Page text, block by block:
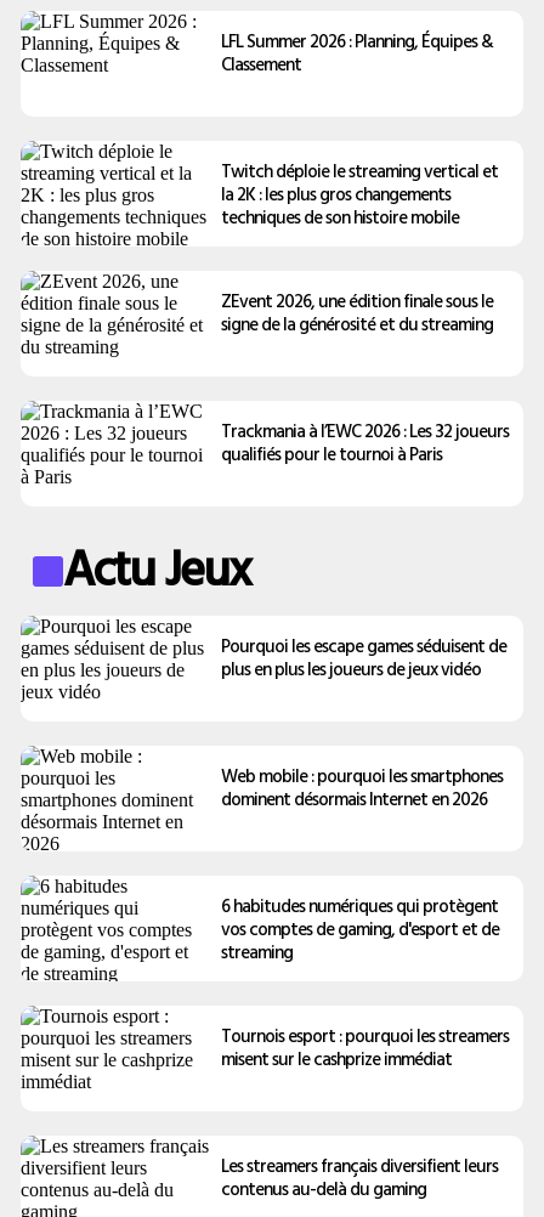
LFL Summer 2026 : Planning, Équipes &
Classement
Twitch déploie le streaming vertical et
la 2K : les plus gros changements
techniques de son histoire mobile
ZEvent 2026, une édition finale sous le
signe de la générosité et du streaming
Trackmania à l’EWC 2026 : Les 32 joueurs
qualifiés pour le tournoi à Paris
Actu Jeux
Pourquoi les escape games séduisent de
plus en plus les joueurs de jeux vidéo
Web mobile : pourquoi les smartphones
dominent désormais Internet en 2026
6 habitudes numériques qui protègent
vos comptes de gaming, d'esport et de
streaming
Tournois esport : pourquoi les streamers
misent sur le cashprize immédiat
Les streamers français diversifient leurs
contenus au-delà du gaming